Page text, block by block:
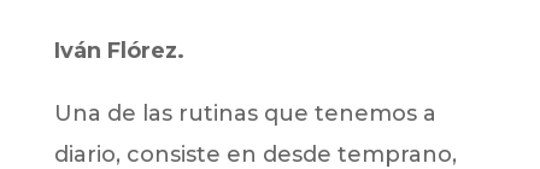
Iván Flórez.
Una de las rutinas que tenemos a
diario, consiste en desde temprano,